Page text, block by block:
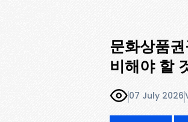
문화상품
비해야 할
07 July 2026